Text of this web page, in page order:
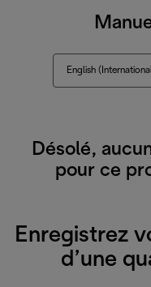
English
Désolé,
pour ce
Enregistrez
d’une